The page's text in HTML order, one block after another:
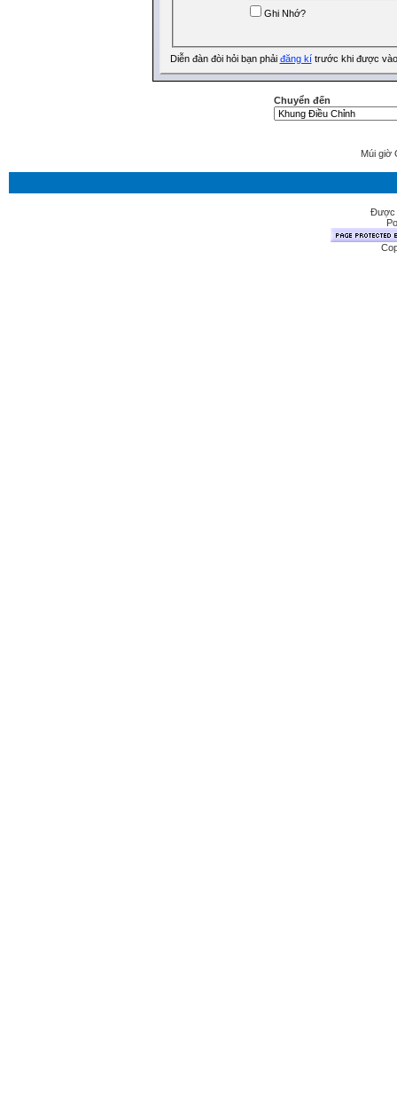
Ghi Nhớ?
Diễn đàn đòi hỏi bạn phải đăng kí trước khi được
Chuyển đến
Múi giờ
Được